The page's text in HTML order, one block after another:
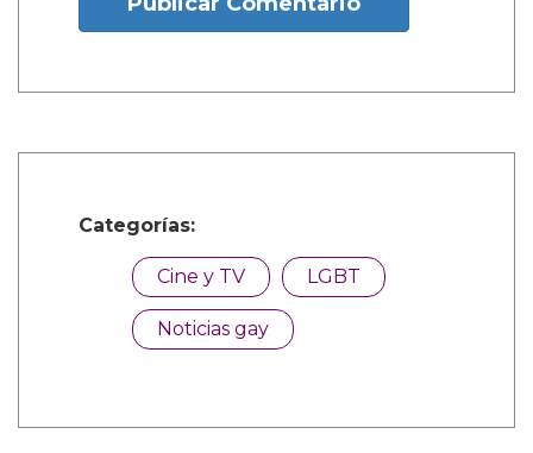
Categorías:
Cine y TV LGBT
Noticias gay